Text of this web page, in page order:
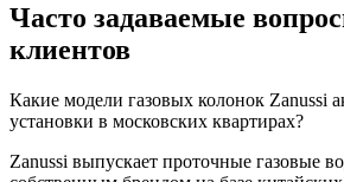
Часто задаваемые
клиентов
Какие модели газовых колонок Zanussi
установки в московских квартирах?
Zanussi выпускает проточные газовые